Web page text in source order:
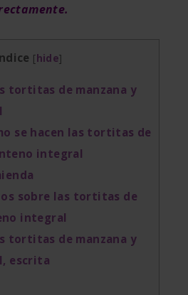
[hide]
tortitas de manzana y
se hacen las tortitas de
integral
sobre las tortitas de
integral
tortitas de manzana y
escrita